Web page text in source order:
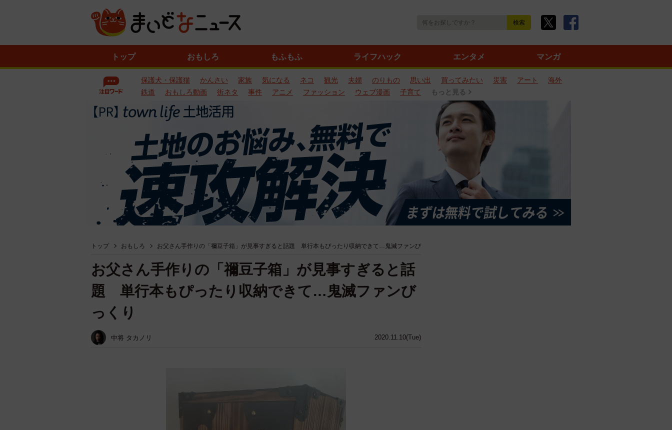
トップ おもしろ もふもふ ライフハック エンタメ マンガ
保護犬・保護猫 かんさい 家族 気になる ネコ 観光 夫婦 のりもの 思い出 買ってみたい 災害 アート
海外
鉄道
おもしろ動画 街ネタ 事件 アニメ ファッション ウェブ漫画 子育て もっと見る
トップ おもしろ お父さん手作りの「禰豆子箱」が見事すぎると話題 単行本もぴったり収納できて…鬼滅ファンび
2020.11.10(Tue)
お父さん手作りの「禰豆子箱」が見事すぎると話
題 単行本もぴったり収納できて…鬼滅ファンび
っくり
中将 タカノリ